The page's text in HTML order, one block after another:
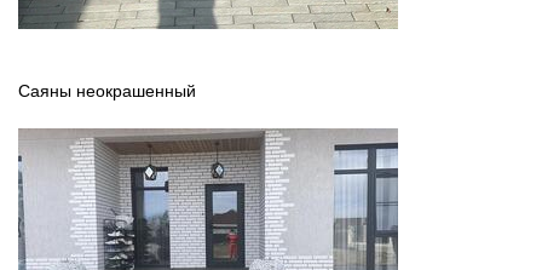
Саяны неокрашенный